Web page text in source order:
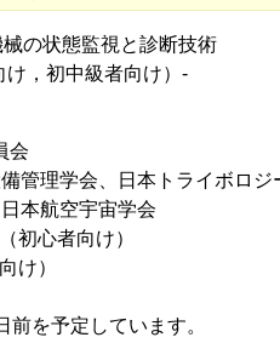
の状態監視と診断技術
，初中級者向け）‐
会
理学会、日本トライボロジ
本航空宇宙学会
初心者向け）
け）
を予定しています。